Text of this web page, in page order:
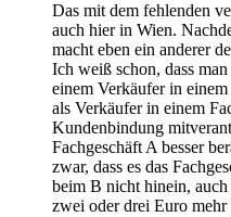
Das mit dem fehlenden
auch hier in Wien.
macht eben ein anderer
Ich weiß schon, dass
einem Verkäufer in
als Verkäufer in einem
Kundenbindung
Fachgeschäft A besser
zwar, dass es das
beim B nicht hinein,
zwei oder drei Euro mehr